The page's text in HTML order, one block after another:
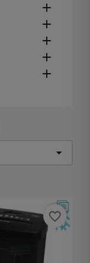






favorite_border